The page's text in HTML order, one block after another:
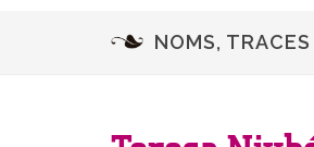
NOMS, TRACES